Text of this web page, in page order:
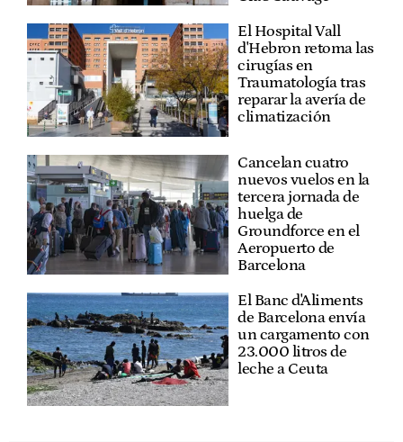
El Hospital Vall
d'Hebron retoma las
cirugías en
Traumatología tras
reparar la avería de
climatización
Cancelan cuatro
nuevos vuelos en la
tercera jornada de
huelga de
Groundforce en el
Aeropuerto de
Barcelona
El Banc d'Aliments
de Barcelona envía
un cargamento con
23.000 litros de
leche a Ceuta